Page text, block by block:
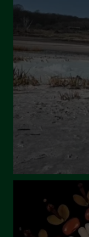
Settembre 2024
Luglio 2024
Maggio 2024
Aprile 2024
Marzo 2024
Febbraio 2024
Ottobre 2023
Settembre 2023